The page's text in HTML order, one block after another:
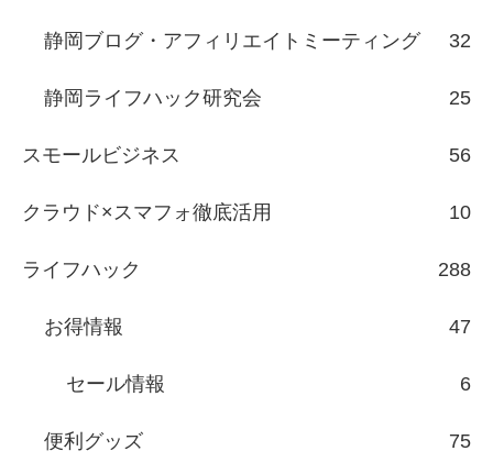
静岡ブログ・アフィリエイトミーティング 32
静岡ライフハック研究会 25
スモールビジネス 56
クラウド×スマフォ徹底活用 10
ライフハック 288
お得情報 47
セール情報 6
便利グッズ 75